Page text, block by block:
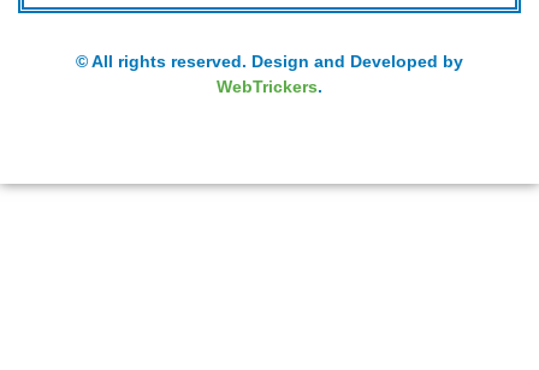
© All rights reserved. Design and Developed by
WebTrickers.